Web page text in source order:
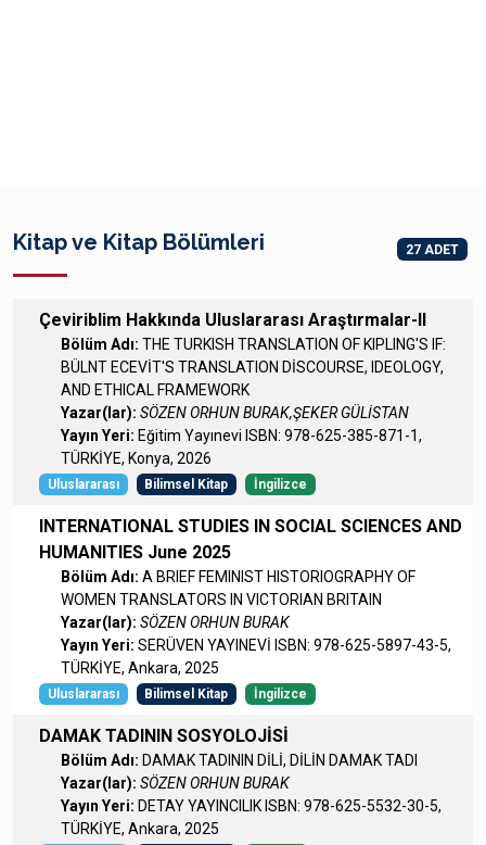
Kitap ve Kitap Bölümleri 27 ADET
Çeviriblim Hakkında Uluslararası Araştırmalar-II
Bölüm Adı: THE TURKISH TRANSLATION OF KIPLING'S IF:
BÜLNT ECEVİT'S TRANSLATION DİSCOURSE, IDEOLOGY,
AND ETHICAL FRAMEWORK
Yazar(lar): SÖZEN ORHUN BURAK,ŞEKER GÜLİSTAN
Yayın Yeri: Eğitim Yayınevi ISBN: 978-625-385-871-1,
TÜRKİYE, Konya, 2026
Uluslararası Bilimsel Kitap İngilizce
INTERNATIONAL STUDIES IN SOCIAL SCIENCES AND
HUMANITIES June 2025
Bölüm Adı: A BRIEF FEMINIST HISTORIOGRAPHY OF
WOMEN TRANSLATORS IN VICTORIAN BRITAIN
Yazar(lar): SÖZEN ORHUN BURAK
Yayın Yeri: SERÜVEN YAYINEVİ ISBN: 978-625-5897-43-5,
TÜRKİYE, Ankara, 2025
Uluslararası Bilimsel Kitap İngilizce
DAMAK TADININ SOSYOLOJİSİ
Bölüm Adı: DAMAK TADININ DİLİ, DİLİN DAMAK TADI
Yazar(lar): SÖZEN ORHUN BURAK
Yayın Yeri: DETAY YAYINCILIK ISBN: 978-625-5532-30-5,
TÜRKİYE, Ankara, 2025